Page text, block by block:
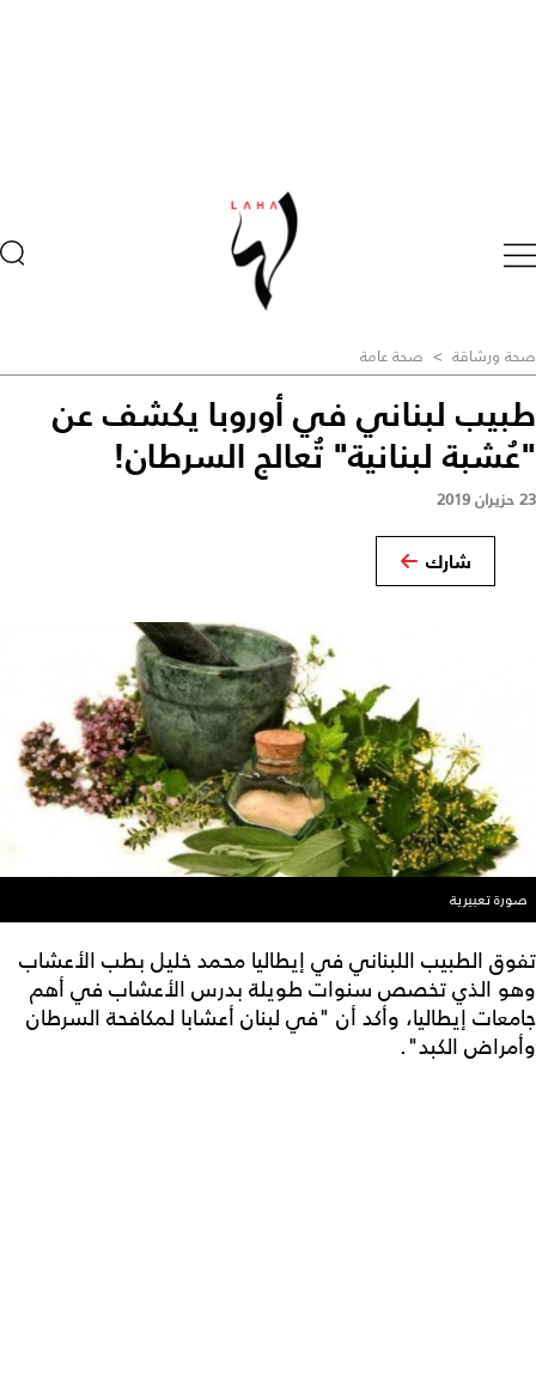
صحة ورشاقة > صحة عامة
طبيب لبناني في أوروبا يكشف عن
"عُشبة لبنانية" تُعالج السرطان!
23 حزيران 2019
شارك
صورة تعبيرية
تفوق الطبيب اللبناني في إيطاليا محمد خليل بطب الأعشاب
وهو الذي تخصص سنوات طويلة بدرس الأعشاب في أهم
جامعات إيطاليا، وأكد أن "في لبنان أعشابا لمكافحة السرطان
وأمراض الكبد".